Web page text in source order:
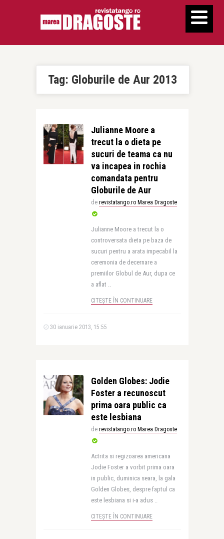
Tag: Globurile de Aur 2013
Julianne Moore a
trecut la o dieta pe
sucuri de teama ca nu
va incapea in rochia
comandata pentru
Globurile de Aur
de revistatango.ro Marea Dragoste
Julianne Moore a trecut la o
controversata dieta pe baza de
sucuri pentru a arata impecabil la
ceremonia de decernare a
premiilor Globul de Aur, dupa ce
a aflat ..
CITEȘTE ÎN CONTINUARE
30 ianuarie 2013, 15:55
Golden Globes: Jodie
Foster a recunoscut
prima oara public ca
este lesbiana
de revistatango.ro Marea Dragoste
Actrita si regizoarea americana
Jodie Foster a vorbit prima oara
in public, duminica seara, la gala
Golden Globes, despre faptul ca
este lesbiana si i-a adus ..
CITEȘTE ÎN CONTINUARE